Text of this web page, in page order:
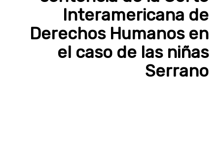
Interamericana de
Derechos Humanos en
el caso de las niñas
Serrano